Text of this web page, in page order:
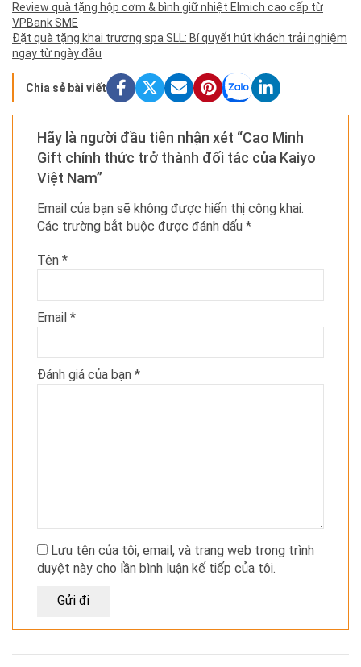
Review quà tặng hộp cơm & bình giữ nhiệt Elmich cao cấp từ
VPBank SME
Đặt quà tặng khai trương spa SLL: Bí quyết hút khách trải nghiệm
ngay từ ngày đầu
Chia sẻ bài viết
Hãy là người đầu tiên nhận xét “Cao Minh
Gift chính thức trở thành đối tác của Kaiyo
Việt Nam”
Email của bạn sẽ không được hiển thị công khai.
Các trường bắt buộc được đánh dấu *
Tên *
Email *
Đánh giá của bạn *
Lưu tên của tôi, email, và trang web trong trình
duyệt này cho lần bình luận kế tiếp của tôi.